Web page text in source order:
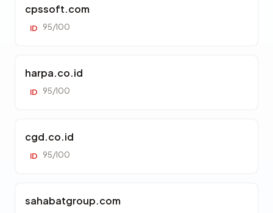
cpssoft.com
ID 95/100
harpa.co.id
ID 95/100
cgd.co.id
ID 95/100
sahabatgroup.com